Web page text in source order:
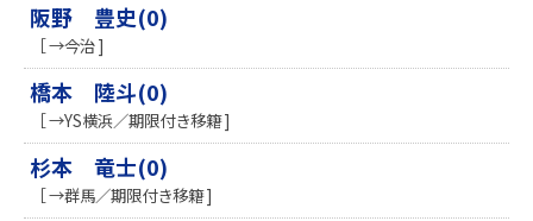
阪野 豊史(0)
［ →今治 ]
橋本 陸斗(0)
［ →YS横浜／期限付き移籍 ]
杉本 竜士(0)
［ →群馬／期限付き移籍 ]